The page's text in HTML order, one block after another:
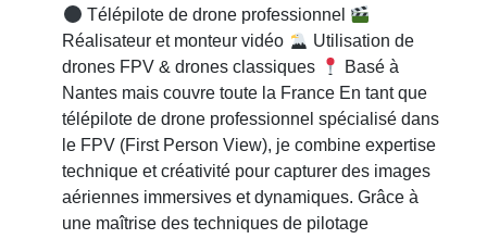
Télépilote de drone professionnel
Réalisateur et monteur vidéo
Utilisation de
drones FPV & drones classiques
Basé à
Nantes mais couvre toute la France En tant que
télépilote de drone professionnel spécialisé dans
le FPV (First Person View), je combine expertise
technique et créativité pour capturer des images
aériennes immersives et dynamiques. Grâce à
une maîtrise des techniques de pilotage